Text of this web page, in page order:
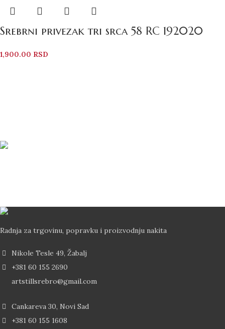
Srebrni privezak tri srca 58 RC 192020
1,900.00 RSD
Radnja za trgovinu, popravku i proizvodnju nakita
Nikole Tesle 49, Žabalj
+381 60 155 2690
artstillsrebro@gmail.com
Cankareva 30, Novi Sad
+381 60 155 1608